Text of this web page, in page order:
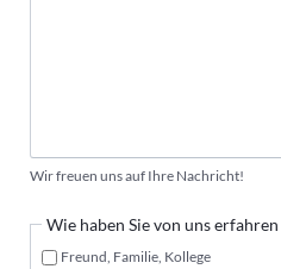
Wir freuen uns auf Ihre Nachricht!
Wie haben Sie von uns erfahren
Freund, Familie, Kollege